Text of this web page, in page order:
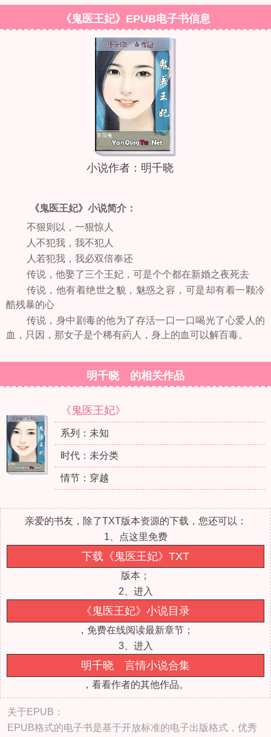
《鬼医王妃》EPUB电子书信息
小说作者：明千晓
《鬼医王妃》小说简介：
不狠则以，一狠惊人
人不犯我，我不犯人
人若犯我，我必双倍奉还
传说，他娶了三个王妃，可是个个都在新婚之夜死去
传说，他有着绝世之貌，魅惑之容，可是却有着一颗冷
酷残暴的心
传说，身中剧毒的他为了存活一口一口喝光了心爱人的
血，只因，那女子是个稀有葯人，身上的血可以解百毒。
明千晓 的相关作品
《鬼医王妃》
系列：未知
时代：未分类
情节：穿越
亲爱的书友，除了TXT版本资源的下载，您还可以：
1、点这里免费
下载《鬼医王妃》TXT
版本；
2、进入
《鬼医王妃》小说目录
，免费在线阅读最新章节；
3、进入
明千晓 言情小说合集
，看看作者的其他作品。
关于EPUB：
EPUB格式的电子书是基于开放标准的电子出版格式，优秀